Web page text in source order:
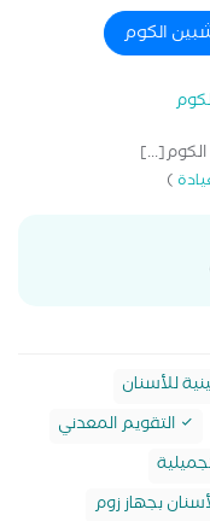
الكوم
)
للأسنان
التقويم المعدني
بجهاز زوم